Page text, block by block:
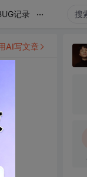
记录 ...
AI写文章